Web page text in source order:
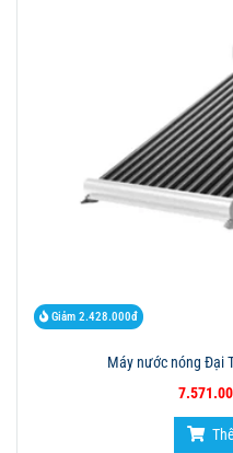
Giảm 2.428.000đ
Máy nước nóng Đại